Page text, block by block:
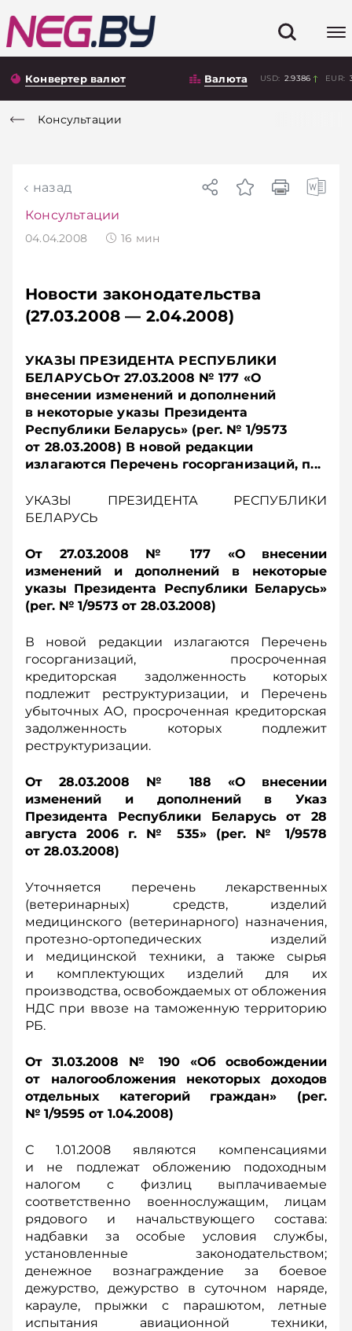
Конвертер валют Валюта USD: 2.9386 EUR:
Консультации
назад
Консультации
04.04.2008 16 мин
Новости законодательства
(27.03.2008 — 2.04.2008)
УКАЗЫ ПРЕЗИДЕНТА РЕСПУБЛИКИ
БЕЛАРУСЬОт 27.03.2008 № 177 «О
внесении изменений и дополнений
в некоторые указы Президента
Республики Беларусь» (рег. № 1/9573
от 28.03.2008) В новой редакции
излагаются Перечень госорганизаций, п...
УКАЗЫ ПРЕЗИДЕНТА РЕСПУБЛИКИ
БЕЛАРУСЬ
От 27.03.2008 № 177 «О внесении
изменений и дополнений в некоторые
указы Президента Республики Беларусь»
(рег. № 1/9573 от 28.03.2008)
В новой редакции излагаются Перечень
госорганизаций, просроченная
кредиторская задолженность которых
подлежит реструктуризации, и Перечень
убыточных АО, просроченная кредиторская
задолженность которых подлежит
реструктуризации.
От 28.03.2008 № 188 «О внесении
изменений и дополнений в Указ
Президента Республики Беларусь от 28
августа 2006 г. № 535» (рег. № 1/9578
от 28.03.2008)
Уточняется перечень лекарственных
(ветеринарных) средств, изделий
медицинского (ветеринарного) назначения,
протезно-ортопедических изделий
и медицинской техники, а также сырья
и комплектующих изделий для их
производства, освобождаемых от обложения
НДС при ввозе на таможенную территорию
РБ.
От 31.03.2008 № 190 «Об освобождении
от налогообложения некоторых доходов
отдельных категорий граждан» (рег.
№ 1/9595 от 1.04.2008)
С 1.01.2008 являются компенсациями
и не подлежат обложению подоходным
налогом с физлиц выплачиваемые
соответственно военнослужащим, лицам
рядового и начальствующего состава:
надбавки за особые условия службы,
установленные законодательством;
денежное вознаграждение за боевое
дежурство, дежурство в суточном наряде,
карауле, прыжки с парашютом, летные
испытания авиационной техники,